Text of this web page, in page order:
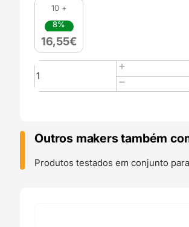
10 +
8%
16,55€
Quantidade
de
Panchroma
(Refill)
1kg
Forest
Outros makers também
Produtos testados em conjunto